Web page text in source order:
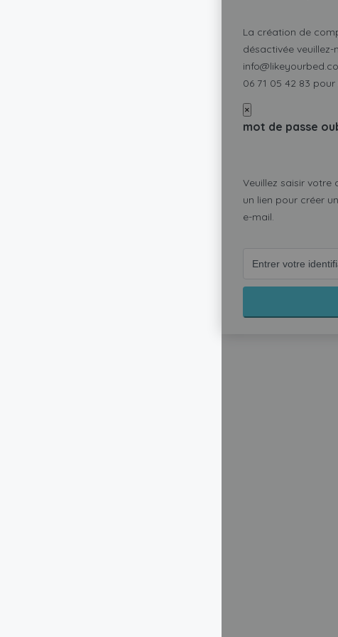
La création de
désactivée
06 71 05 42 83
×
mot de passe
Veuillez saisir votre
un lien pour créer
e-mail.